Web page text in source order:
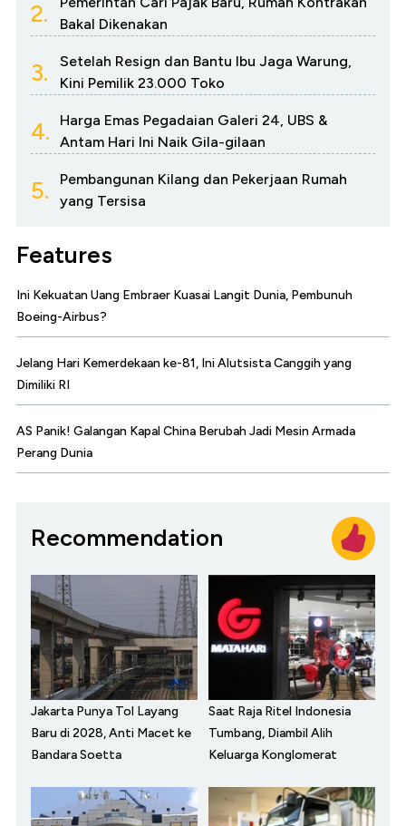
2.
Bakal Dikenakan
3.
Setelah Resign dan Bantu Ibu Jaga Warung,
Kini Pemilik 23.000 Toko
4.
Harga Emas Pegadaian Galeri 24, UBS &
Antam Hari Ini Naik Gila-gilaan
5.
Pembangunan Kilang dan Pekerjaan Rumah
yang Tersisa
Features
Ini Kekuatan Uang Embraer Kuasai Langit Dunia, Pembunuh
Boeing-Airbus?
Jelang Hari Kemerdekaan ke-81, Ini Alutsista Canggih yang
Dimiliki RI
AS Panik! Galangan Kapal China Berubah Jadi Mesin Armada
Perang Dunia
Recommendation
Jakarta Punya Tol Layang
Baru di 2028, Anti Macet ke
Bandara Soetta
Saat Raja Ritel Indonesia
Tumbang, Diambil Alih
Keluarga Konglomerat